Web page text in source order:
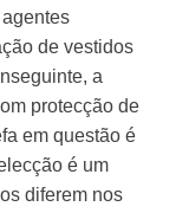
de vestidos
a
protecção de
em questão é
é um
diferem nos